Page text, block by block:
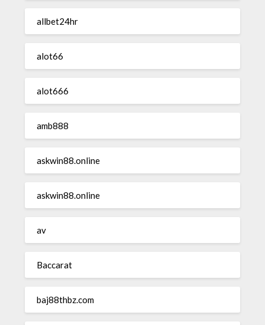
allbet24hr
alot66
alot666
amb888
askwin88.online
askwin88.online
av
Baccarat
baj88thbz.com